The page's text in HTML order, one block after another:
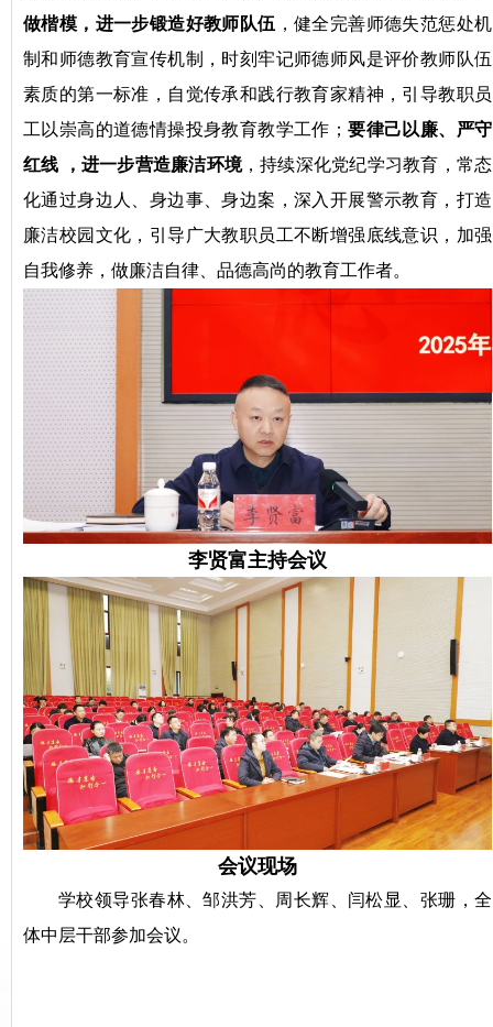
做楷模，进一步锻造好教师队伍 ，健全完善师德失范惩处机
制和师德教育宣传机制，时刻牢记师德师风是评价教师队伍
素质的第一标准，自觉传承和践行教育家精神，引导教职员
工以崇高的道德情操投身教育教学工作； 要律己 以廉、严守
红线 ，进一步营造廉洁环境，持续深化党纪学习教育，常态
化通过身边人、身边事、身边案，深入开展警示教育，打造
廉洁校园文化，引导广大教职员工不断增强底线意识，加强
自我修养，做廉洁自律、品德高尚的教育工作者。
李贤富主持会议
会议现场
学校领导张春林、邹洪芳、周长辉、闫松显、张珊，全
体中层干部参加会议。